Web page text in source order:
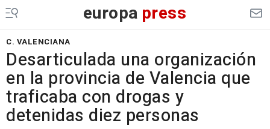
europa press
C. VALENCIANA
Desarticulada una organización
en la provincia de Valencia que
traficaba con drogas y
detenidas diez personas